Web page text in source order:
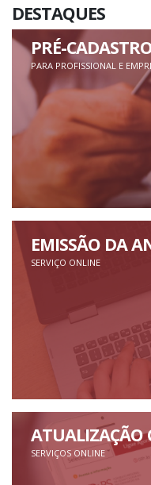
DESTAQUES
PRÉ-
PARA PROFISSIONAL E
EMISSÃO DA
SERVIÇO ONLINE
ATUALIZAÇÃO
SERVIÇOS ONLINE